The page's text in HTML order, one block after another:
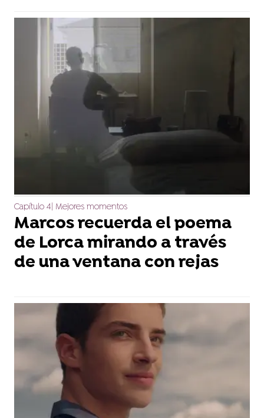
Capítulo 4| Mejores momentos
Marcos recuerda el poema
de Lorca mirando a través
de una ventana con rejas